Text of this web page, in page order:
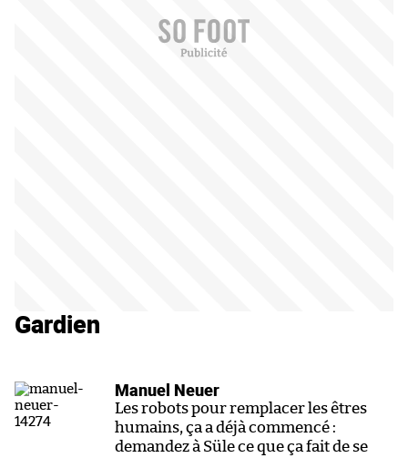
Gardien
Manuel Neuer
Les robots pour remplacer les êtres
humains, ça a déjà commencé :
demandez à Süle ce que ça fait de se